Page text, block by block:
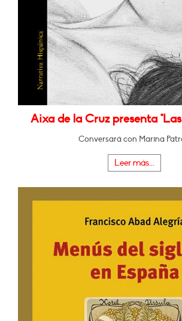
Aixa de la Cruz presenta
Conversará con Marina
Leer más...